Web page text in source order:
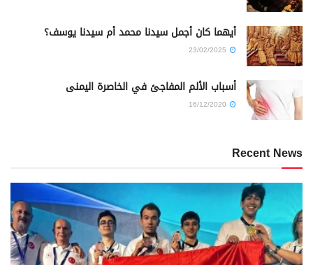
أيهما كان أجمل سيدنا محمد أم سيدنا يوسف؟
أسباب الألم المفاجئ في الخاصرة اليمنى
Recent News